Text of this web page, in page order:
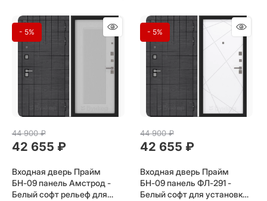
- 5%
44 900 ₽
42 655 ₽
Входная дверь Прайм
БН-09 панель Амстрод -
Белый софт рельеф для
- 5%
44 900 ₽
42 655 ₽
Входная дверь Прайм
БН-09 панель ФЛ-291 -
Белый софт для установки